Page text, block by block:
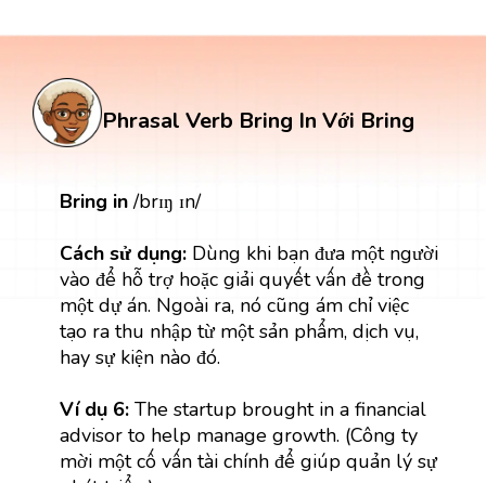
Phrasal Verb Bring In Với Bring
Bring in/brɪŋ ɪn/
Cách sử dụng:Dùng khi bạn đưa một người
vào để hỗ trợ hoặc giải quyết vấn đề trong
một dự án. Ngoài ra, nó cũng ám chỉ việc
tạo ra thu nhập từ một sản phẩm, dịch vụ,
hay sự kiện nào đó.
Ví dụ 6:The startup brought in a financial
advisor to help manage growth. (Công ty
mời một cố vấn tài chính để giúp quản lý sự